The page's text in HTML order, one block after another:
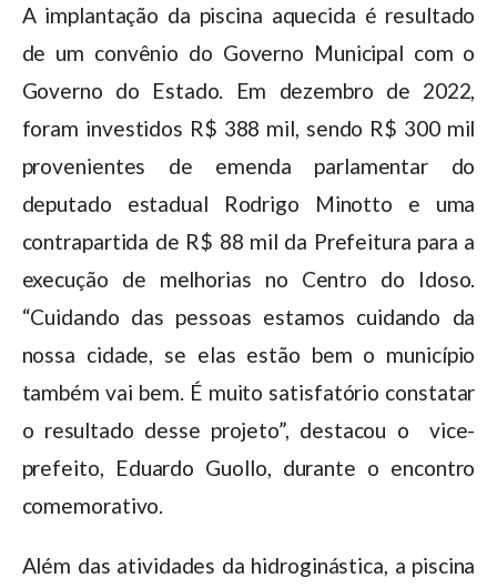
A implantação da piscina aquecida é resultado
de um convênio do Governo Municipal com o
Governo do Estado. Em dezembro de 2022,
foram investidos R$ 388 mil, sendo R$ 300 mil
provenientes de emenda parlamentar do
deputado estadual Rodrigo Minotto e uma
contrapartida de R$ 88 mil da Prefeitura para a
execução de melhorias no Centro do Idoso.
“Cuidando das pessoas estamos cuidando da
nossa cidade, se elas estão bem o município
também vai bem. É muito satisfatório constatar
o resultado desse projeto”, destacou o vice-
prefeito, Eduardo Guollo, durante o encontro
comemorativo.
Além das atividades da hidroginástica, a piscina